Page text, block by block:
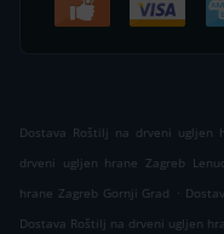
Dostava Roštilj na drveni ugljen
drveni ugljen hrane Zagreb
hrane Zagreb Gornji Grad .
Dostava Roštilj na drveni ugljen